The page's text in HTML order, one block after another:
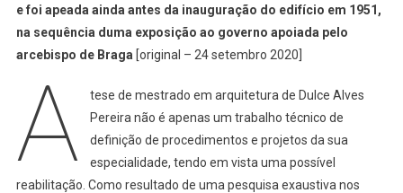
‘lendária’
Escultura
Do
Aves
Finalmente
Revelada
e foi apeada ainda antes da inauguração do edifício em 1951,
na sequência duma exposição ao governo apoiada pelo
arcebispo de Braga [original – 24 setembro 2020]
A
tese de mestrado em arquitetura de Dulce Alves
Pereira não é apenas um trabalho técnico de
definição de procedimentos e projetos da sua
especialidade, tendo em vista uma possível
reabilitação. Como resultado de uma pesquisa exaustiva nos